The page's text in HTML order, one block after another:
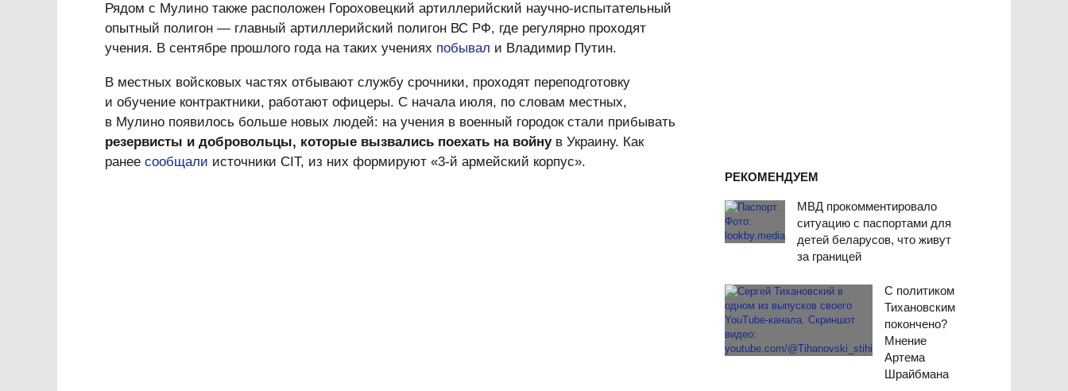
РЕКОМЕНДУЕМ
МВД прокомментировало
ситуацию с паспортами для
детей беларусов, что живут
за границей
С политиком
Тихановским
покончено?
Мнение
Артема
Шрайбмана
Рядом с Мулино также расположен Гороховецкий артиллерийский научно-испытательный
опытный полигон — главный артиллерийский полигон ВС РФ, где регулярно проходят
учения. В сентябре прошлого года на таких учениях побывал и Владимир Путин.
В местных войсковых частях отбывают службу срочники, проходят переподготовку
и обучение контрактники, работают офицеры. С начала июля, по словам местных,
в Мулино появилось больше новых людей: на учения в военный городок стали прибывать
резервисты и добровольцы, которые вызвались поехать на войнув Украину. Как
ранее сообщали источники CIT, из них формируют «3‑й армейский корпус».